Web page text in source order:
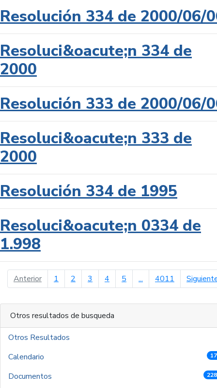
Resolución 334 de 2000/06/
Resoluci&oacute;n 334 de
2000
Resolución 333 de 2000/06/
Resoluci&oacute;n 333 de
2000
Resolución 334 de 1995
Resoluci&oacute;n 0334 de
1.998
Anteriorpágina anterior
1 2 3 4 5 ... 4011
Otros resultados de busqueda
Otros Resultados
Calendario
Documentos